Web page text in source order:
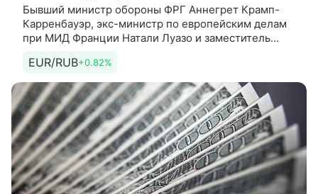
Бывший министр обороны ФРГ Аннегрет Крамп-
Карренбауэр, экс-министр по европейским делам
при МИД Франции Натали Луазо и заместитель
безопасности в администрации
EUR/RUB+0.82%